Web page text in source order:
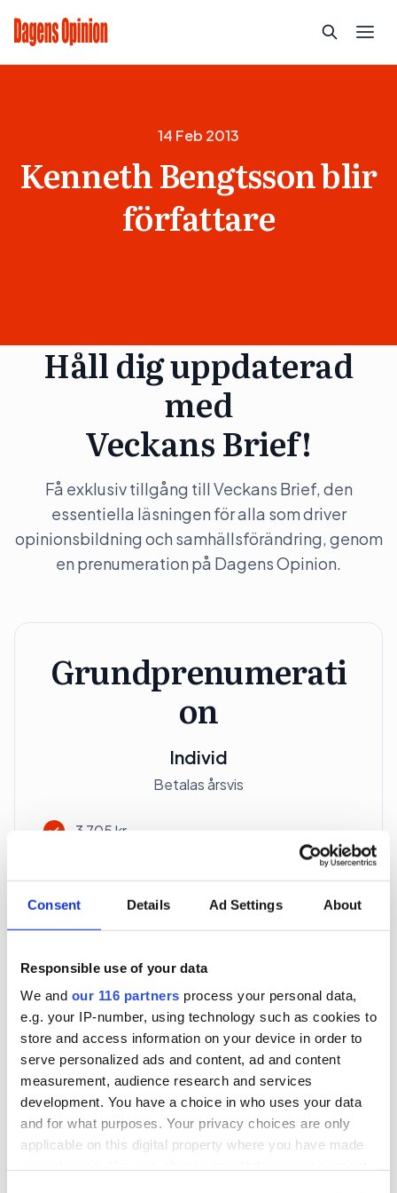
Consent Details Ad Settings About
Responsible use of your data
We and our 116 partners process your personal data,
e.g. your IP-number, using technology such as cookies to
store and access information on your device in order to
serve personalized ads and content, ad and content
measurement, audience research and services
development. You have a choice in who uses your data
and for what purposes. Your privacy choices are only
applicable on this digital property where you have made
14 Feb 2013
Kenneth Bengtsson blir
författare
Håll dig uppdaterad
med
Veckans Brief!
Få exklusiv tillgång till Veckans Brief, den
essentiella läsningen för alla som driver
opinionsbildning och samhällsförändring, genom
en prenumeration på Dagens Opinion.
Grundprenumerati
on
Individ
Betalas årsvis
3 705 kr
*Moms (6 %) ingår i alla priser.
Företagspaket